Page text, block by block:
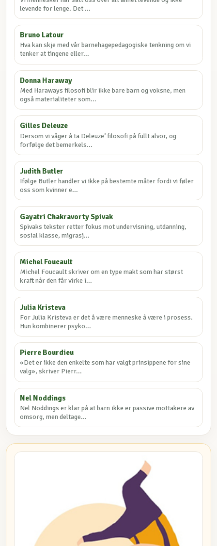
levende for lenge. Det ...
Bruno Latour
Hva kan skje med vår barnehagepedagogiske tenkning om vi
tenker at tingene eller...
Donna Haraway
Med Haraways filosofi blir ikke bare barn og voksne, men
også materialiteter som...
Gilles Deleuze
Dersom vi våger å ta Deleuze’ filosofi på fullt alvor, og
forfølge det bemerkels...
Judith Butler
Ifølge Butler handler vi ikke på bestemte måter fordi vi føler
oss som kvinner e...
Gayatri Chakravorty Spivak
Spivaks tekster retter fokus mot undervisning, utdanning,
sosial klasse, migrasj...
Michel Foucault
Michel Foucault skriver om en type makt som har størst
kraft når den får virke i...
Julia Kristeva
For Julia Kristeva er det å være menneske å være i prosess.
Hun kombinerer psyko...
Pierre Bourdieu
«Det er ikke den enkelte som har valgt prinsippene for sine
valg», skriver Pierr...
Nel Noddings
Nel Noddings er klar på at barn ikke er passive mottakere av
omsorg, men deltage...